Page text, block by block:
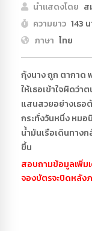
นำแสดงโดย ส
ความยาว 143
ภาษา ไทย
กุ้งนาง ถูก ตากาด
ให้เธอเข้าใจผิดว่า
แสนสวยอย่างเธอ
กระทั่งวันหนึ่ง หมอ
น้ำมันเรือเดินทาง
ขึ้น
สอบถามข้อมูลเพิ่ม
จองบัตรจะปิดหลัง